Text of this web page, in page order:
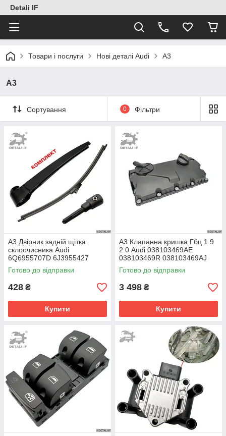
Detali IF
Товари і послуги Нові деталі Audi A3
A3
Сортування 0 Фільтри
A3 Двірник задній щітка
склоочисника Audi
6Q6955707D 6J3955427
6Q6955435D
Готово до відправки
428 ₴
Купити
A3 Клапанна кришка Гбц 1.9
2.0 Audi 038103469AE
038103469R 038103469AJ
038103469T
Готово до відправки
3 498 ₴
Купити